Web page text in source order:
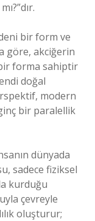
bir form ve
göre, akciğerin
forma sahiptir
doğal
modern
bir paralellik
dünyada
sadece fiziksel
kurduğu
çevreyle
oluşturur;